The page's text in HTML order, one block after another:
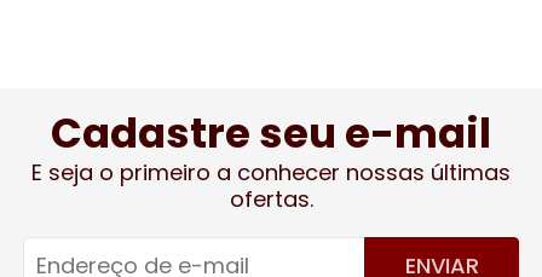
Cadastre seu e-mail
E seja o primeiro a conhecer nossas últimas
ofertas.
ENVIAR